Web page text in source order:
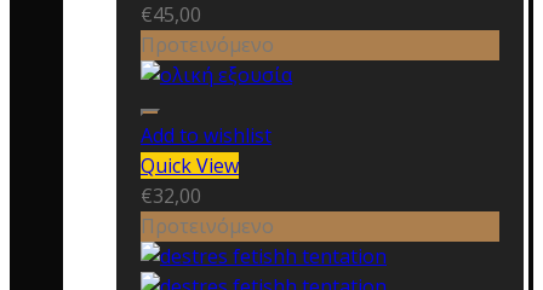
€45,00
Προτεινόμενο
Add to wishlist
Quick View
€32,00
Προτεινόμενο